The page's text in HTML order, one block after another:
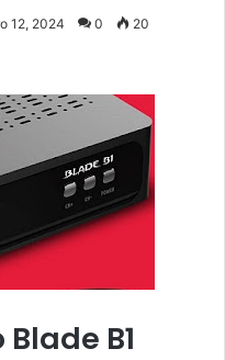
12, 2024 0 20
B1